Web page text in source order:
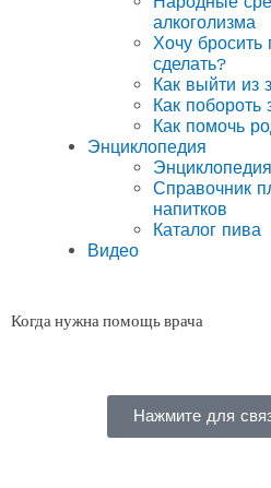
алкоголизма
Хочу бросить
сделать?
Как выйти из
Как побороть
Как помочь
Энциклопедия
Справочник
напитков
Каталог пива
Видео
Когда нужна помощь врача
Нажмите для